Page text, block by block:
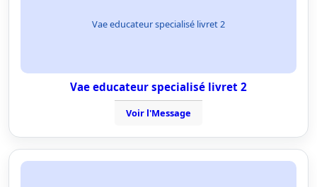
Vae educateur specialisé livret 2
Vae educateur specialisé livret 2
Voir l'Message